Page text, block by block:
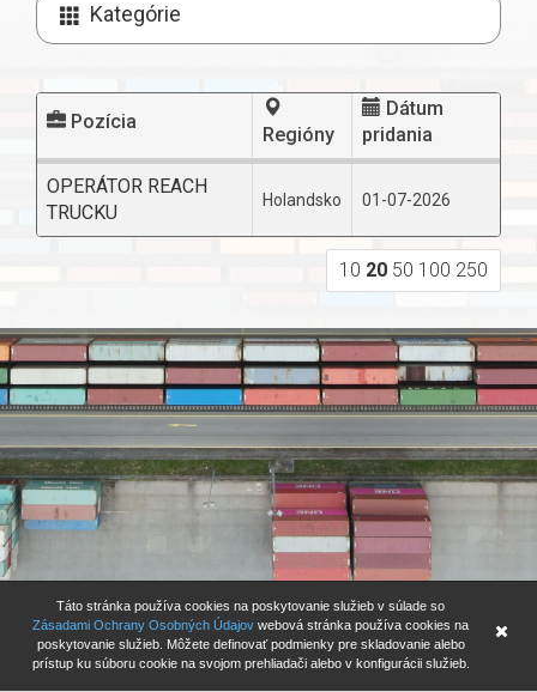
Táto stránka používa cookies na poskytovanie služieb v súlade so
Zásadami Ochrany Osobných Údajov webová stránka používa cookies na
poskytovanie služieb. Môžete definovať podmienky pre skladovanie alebo
prístup ku súboru cookie na svojom prehliadači alebo v konfigurácii služieb.
Kategórie
Pozícia
Regióny
Dátum
pridania
OPERÁTOR REACH
TRUCKU
Holandsko 01-07-2026
10 20 50 100 250